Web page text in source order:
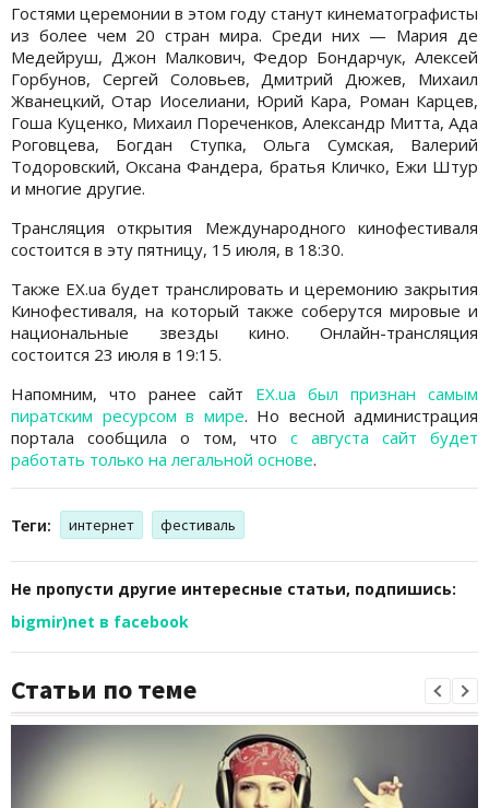
Гостями церемонии в этом году станут кинематографисты
из более чем 20 стран мира. Среди них — Мария де
Медейруш, Джон Малкович, Федор Бондарчук, Алексей
Горбунов, Сергей Соловьев, Дмитрий Дюжев, Михаил
Жванецкий, Отар Иоселиани, Юрий Кара, Роман Карцев,
Гоша Куценко, Михаил Пореченков, Александр Митта, Ада
Роговцева, Богдан Ступка, Ольга Сумская, Валерий
Тодоровский, Оксана Фандера, братья Кличко, Ежи Штур
и многие другие.
Трансляция открытия Международного кинофестиваля
состоится в эту пятницу, 15 июля, в 18:30.
Также EX.ua будет транслировать и церемонию закрытия
Кинофестиваля, на который также соберутся мировые и
национальные звезды кино. Онлайн-трансляция
состоится 23 июля в 19:15.
Напомним, что ранее сайт EX.ua был признан самым
пиратским ресурсом в мире. Но весной администрация
портала сообщила о том, что с августа сайт будет
работать только на легальной основе.
Теги: интернет фестиваль
Не пропусти другие интересные статьи, подпишись:
bigmir)net в facebook
Статьи по теме